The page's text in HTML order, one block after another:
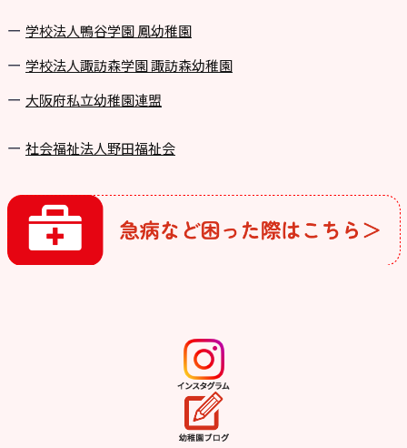
学校法⼈鴨⾕学園 鳳幼稚園
学校法⼈諏訪森学園 諏訪森幼稚園
⼤阪府私⽴幼稚園連盟
社会福祉法人野田福祉会